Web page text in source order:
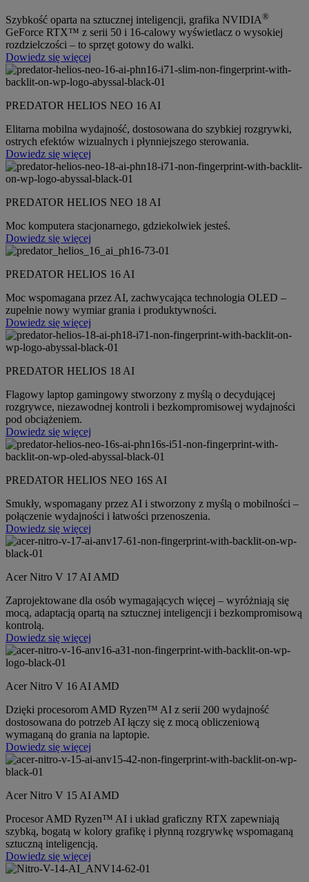
Szybkość oparta na sztucznej inteligencji, grafika NVIDIA®
GeForce RTX™ z serii 50 i 16-calowy wyświetlacz o wysokiej
rozdzielczości – to sprzęt gotowy do walki.
Dowiedz się więcej
PREDATOR HELIOS NEO 16 AI
Elitarna mobilna wydajność, dostosowana do szybkiej rozgrywki,
ostrych efektów wizualnych i płynniejszego sterowania.
Dowiedz się więcej
PREDATOR HELIOS NEO 18 AI
Moc komputera stacjonarnego, gdziekolwiek jesteś.
Dowiedz się więcej
PREDATOR HELIOS 16 AI
Moc wspomagana przez AI, zachwycająca technologia OLED –
zupełnie nowy wymiar grania i produktywności.
Dowiedz się więcej
PREDATOR HELIOS 18 AI
Flagowy laptop gamingowy stworzony z myślą o decydującej
rozgrywce, niezawodnej kontroli i bezkompromisowej wydajności
pod obciążeniem.
Dowiedz się więcej
PREDATOR HELIOS NEO 16S AI
Smukły, wspomagany przez AI i stworzony z myślą o mobilności –
połączenie wydajności i łatwości przenoszenia.
Dowiedz się więcej
Acer Nitro V 17 AI AMD
Zaprojektowane dla osób wymagających więcej – wyróżniają się
mocą, adaptacją opartą na sztucznej inteligencji i bezkompromisową
kontrolą.
Dowiedz się więcej
Acer Nitro V 16 AI AMD
Dzięki procesorom AMD Ryzen™ AI z serii 200 wydajność
dostosowana do potrzeb AI łączy się z mocą obliczeniową
wymaganą do grania na laptopie.
Dowiedz się więcej
Acer Nitro V 15 AI AMD
Procesor AMD Ryzen™ AI i układ graficzny RTX zapewniają
szybką, bogatą w kolory grafikę i płynną rozgrywkę wspomaganą
sztuczną inteligencją.
Dowiedz się więcej